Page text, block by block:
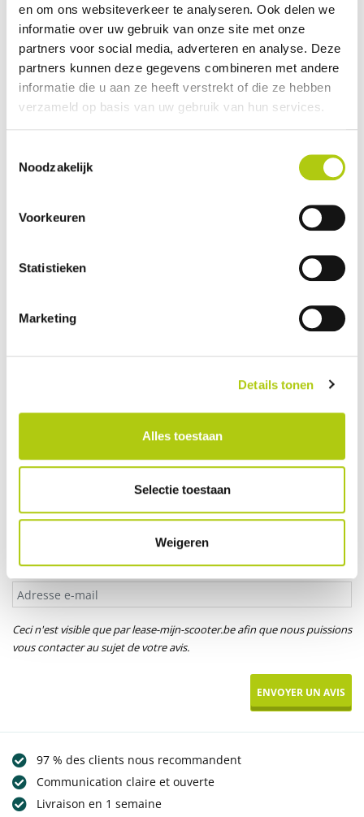
en om ons websiteverkeer te analyseren. Ook delen we
informatie over uw gebruik van onze site met onze
partners voor social media, adverteren en analyse. Deze
partners kunnen deze gegevens combineren met andere
informatie die u aan ze heeft verstrekt of die ze hebben
verzameld op basis van uw gebruik van hun services.
Noodzakelijk
Voorkeuren
Statistieken
Marketing
Details tonen
Alles toestaan
Selectie toestaan
Weigeren
Avantages et inconvénients
M. Mme Mlle
Adresse e-mail
Ceci n'est visible que par lease-mijn-scooter.be afin que nous puissions
vous contacter au sujet de votre avis.
97 % des clients nous recommandent
Communication claire et ouverte
Livraison en 1 semaine